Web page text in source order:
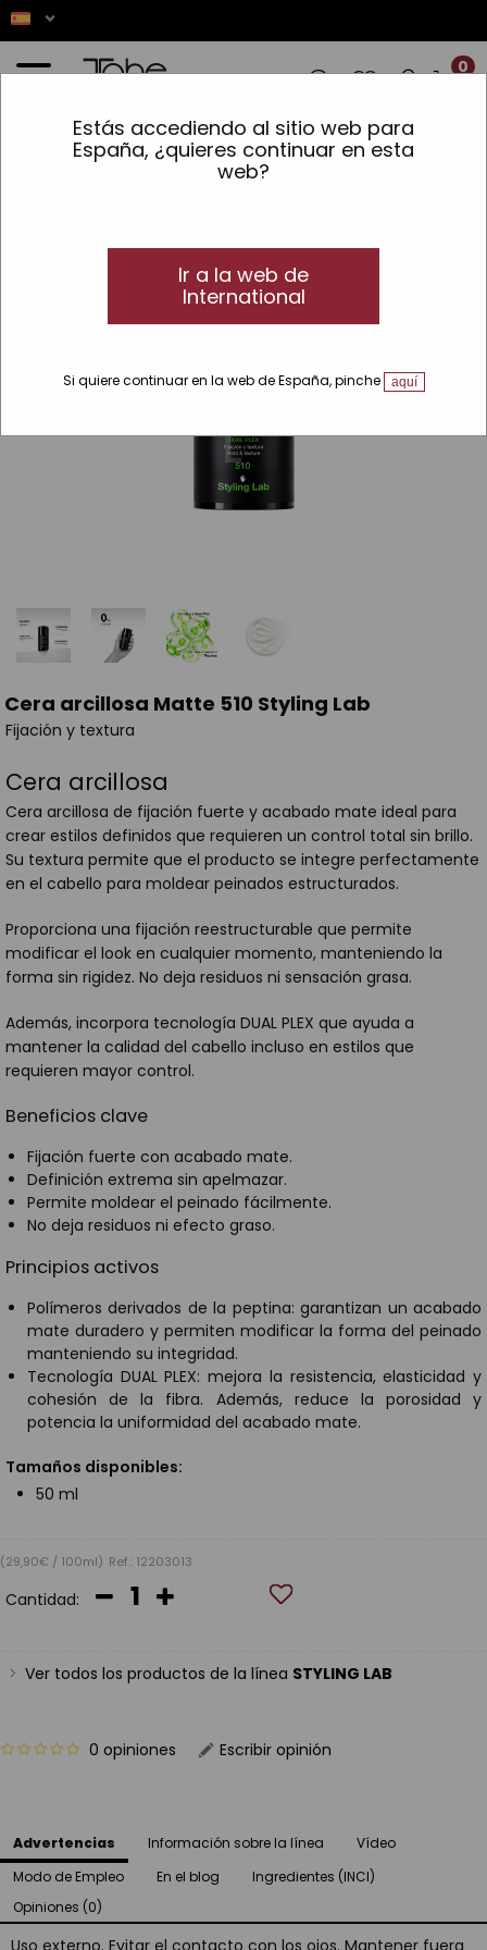
Estás accediendo al sitio web para
España, ¿quieres continuar en esta
web?
Ir a la web de
International
Si quiere continuar en la web de España, pinche aquí
0
✨ LOS PEDIDOS REALIZADOS
Cera arcillosa Matte 510
Cera arcillosa Matte 510 Styling Lab
Fijación y textura
Cera arcillosa
Cera arcillosa de fijación fuerte y acabado mate ideal para
crear estilos definidos que requieren un control total sin brillo.
Su textura permite que el producto se integre perfectamente
en el cabello para moldear peinados estructurados.
Proporciona una fijación reestructurable que permite
modificar el look en cualquier momento, manteniendo la
forma sin rigidez. No deja residuos ni sensación grasa.
Además, incorpora tecnología DUAL PLEX que ayuda a
mantener la calidad del cabello incluso en estilos que
requieren mayor control.
Beneficios clave
Fijación fuerte con acabado mate.
Definición extrema sin apelmazar.
Permite moldear el peinado fácilmente.
No deja residuos ni efecto graso.
Principios activos
Polímeros derivados de la peptina: garantizan un acabado
mate duradero y permiten modificar la forma del peinado
manteniendo su integridad.
Tecnología DUAL PLEX: mejora la resistencia, elasticidad y
cohesión de la fibra. Además, reduce la porosidad y
potencia la uniformidad del acabado mate.
Tamaños disponibles:
50 ml
(29,90€ / 100ml) Ref.: 12203013
Cantidad:
Ver todos los productos de la línea STYLING LAB
0 opiniones Escribir opinión
Advertencias Información sobre la línea
Vídeo
Modo de Empleo
En el blog
Ingredientes (INCI)
Opiniones (0)